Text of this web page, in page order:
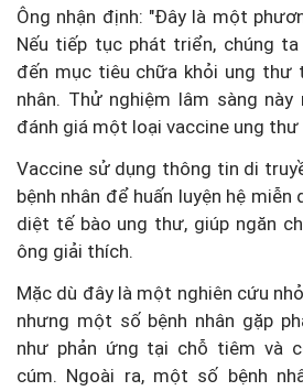
Ông nhận định: "Đây là một
Nếu tiếp tục phát triển, chúng
đến mục tiêu chữa khỏi ung thư
nhân. Thử nghiệm lâm sàng
đánh giá một loại vaccine ung
Vaccine sử dụng thông tin di
bệnh nhân để huấn luyện hệ miễn
diệt tế bào ung thư, giúp ngăn
ông giải thích.
Mặc dù đây là một nghiên cứu
nhưng một số bệnh nhân gặp
như phản ứng tại chỗ tiêm và
cúm. Ngoài ra, một số bệnh